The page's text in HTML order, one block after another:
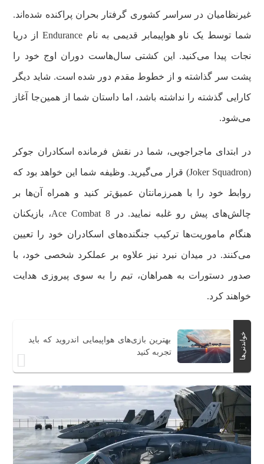
غیرنظامیان در سراسر کشوری گرفتار بحران پراکنده شده‌اند.
شما توسط یک ناو هواپیمابر قدیمی به نام Endurance از دریا
نجات پیدا می‌کنید. این کشتی سال‌هاست دوران اوج خود را
پشت سر گذاشته و از خطوط مقدم دور شده است. شاید دیگر
کارایی گذشته را نداشته باشد، اما داستان شما از همین‌جا آغاز
می‌شود.
در ابتدای ماجراجویی، شما در نقش فرمانده اسکادران جوکر
(Joker Squadron) قرار می‌گیرید. وظیفه شما این خواهد بود که
روابط خود را با همرزمانتان عمیق‌تر کنید و همراه آن‌ها بر
چالش‌های پیش رو غلبه نمایید. در Ace Combat 8، بازیکنان
هنگام ماموریت‌ها ترکیب جنگنده‌های اسکادران خود را تعیین
می‌کنند. در میدان نبرد نیز علاوه بر عملکرد شخصی خود، با
صدور دستورات به همراهان، تیم را به سوی پیروزی هدایت
خواهند کرد.
خواندنی‌ها
بهترین بازی‌های هواپیمایی اندروید که باید
تجربه کنید